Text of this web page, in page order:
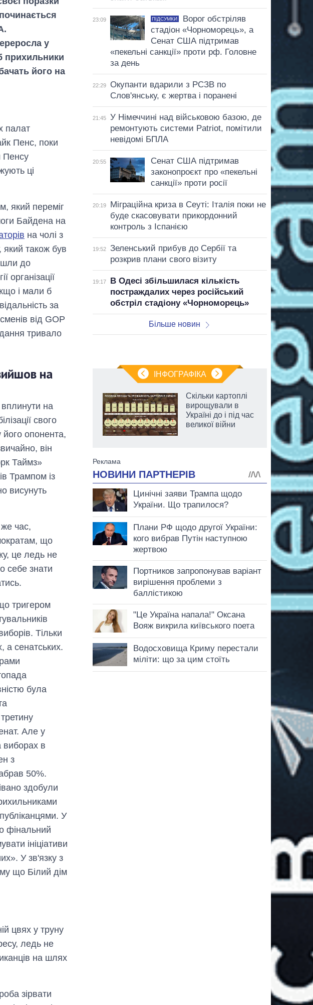
у
прихильники
його на
палат
Пенс, поки
Пенсу
ці
який переміг
Байдена на
на чолі з
який також був
до
організації
і мали б
за
від GOP
тривало
на
на
свого
його опонента,
він
Таймз»
Трампом із
висунуть
час,
що
це ледь не
себе знати
тригером
Тільки
а сенатських.
була
Але у
виборах в
з
50%.
здобули
У
фінальний
ініціативи
У зв'язку з
що Білий дім
цвях у труну
ледь не
на шлях
зірвати
23:09 ПІДСУМКИ
Ворог обстріляв
стадіон «Чорноморець», а
Сенат США підтримав
«пекельні санкції» проти рф. Головне
за день
22:29
Окупанти вдарили з РСЗВ по
Слов'янську, є жертва і поранені
21:45
У Німеччині над військовою базою, де
ремонтують системи Patriot, помітили
невідомі БПЛА
20:55
Сенат США підтримав
законопроєкт про «пекельні
санкції» проти росії
20:19
Міграційна криза в Сеуті: Італія поки не
буде скасовувати прикордонний
контроль з Іспанією
19:52
Зеленський прибув до Сербії та
розкрив плани свого візиту
19:17
В Одесі збільшилася кількість
постраждалих через російський
обстріл стадіону «Чорноморець»
Більше новин
ІНФОГРАФІКА
змінилася кількість
вступників на
бакалаврат,
магістратуру та
аспірантуру
Скільки картоплі
вирощували в
Україні до і під час
великої війни